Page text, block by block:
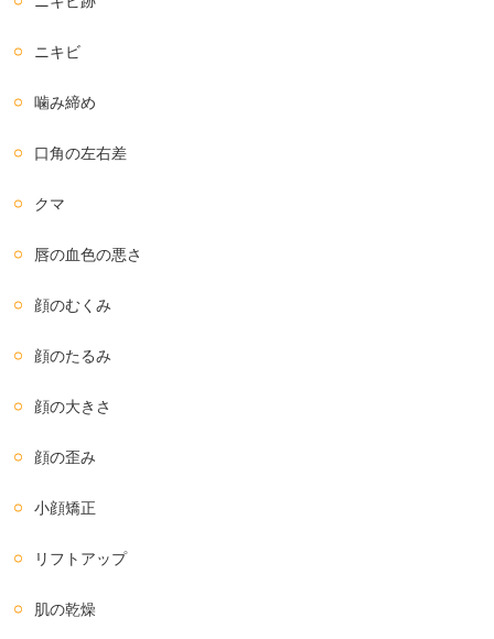
ニキビ
噛み締め
口角の左右差
クマ
唇の血色の悪さ
顔のむくみ
顔のたるみ
顔の大きさ
顔の歪み
小顔矯正
リフトアップ
肌の乾燥